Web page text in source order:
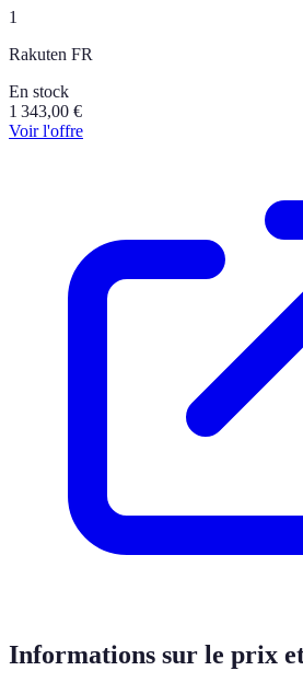
1
Rakuten FR
En stock
1 343,00 €
Voir l'offre
Informations sur le prix